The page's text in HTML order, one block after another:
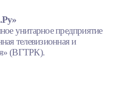
унитарное предприятие
телевизионная и
(ВГТРК).